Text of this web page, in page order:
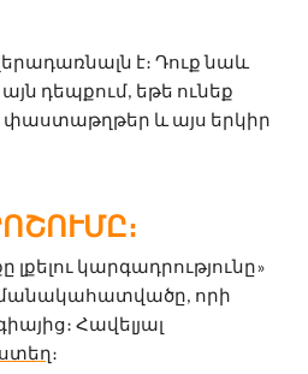
է։ Դուք նաև
դեպքում, եթե ունեք
փաստաթղթեր և այս երկիր
կարգադրությունը»
որի
Հավելյալ
։